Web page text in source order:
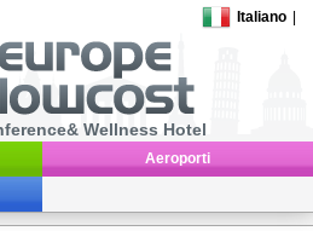
Italiano
Wellness Hotel
Aeroporti